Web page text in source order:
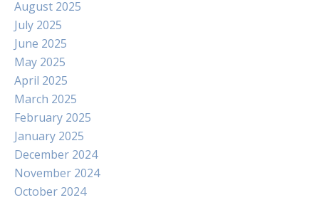
August 2025
July 2025
June 2025
May 2025
April 2025
March 2025
February 2025
January 2025
December 2024
November 2024
October 2024